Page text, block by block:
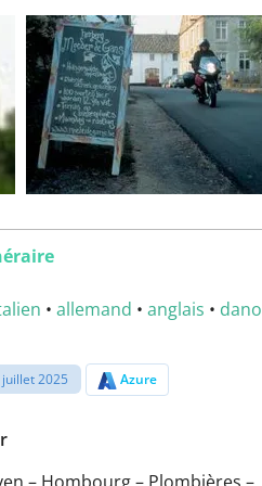
• allemand • anglais •
2025 Azure